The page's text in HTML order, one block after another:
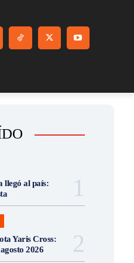
llegó al país:
Yaris Cross:
2026